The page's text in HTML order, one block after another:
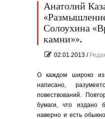
Анатолий
Солоухина
камни»».
02.01.2013 /
О каждом широко
написано,
повествований.
бумаги, что издано
наверно и есть